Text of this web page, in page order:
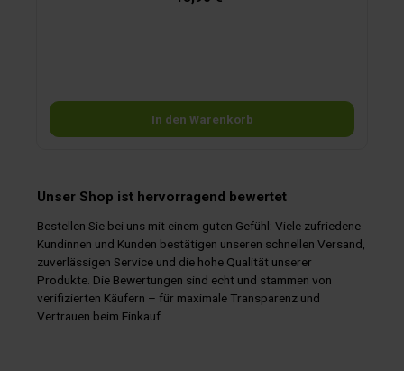
In den Warenkorb
Unser Shop ist hervorragend bewertet
Bestellen Sie bei uns mit einem guten Gefühl: Viele zufriedene
Kundinnen und Kunden bestätigen unseren schnellen Versand,
zuverlässigen Service und die hohe Qualität unserer
Produkte. Die Bewertungen sind echt und stammen von
verifizierten Käufern – für maximale Transparenz und
Vertrauen beim Einkauf.